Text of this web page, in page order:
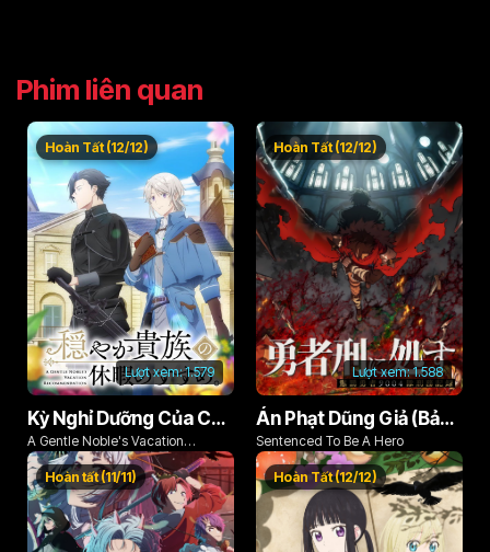
Phim liên quan
Lượt xem:1.579
Hoàn Tất (12/12)
Kỳ Nghỉ Dưỡng Của Chàng Quý Tộc Ôn Hòa (Odayaka Kizoku no Kyuuka no Susume)
A Gentle Noble's Vacation
Recommendation
Lượt xem:1.588
Hoàn Tất (12/12)
Án Phạt Dũng Giả (Bản Án Anh Hùng)
Sentenced To Be A Hero
Hoàn tất (11/11) Hoàn Tất (12/12)